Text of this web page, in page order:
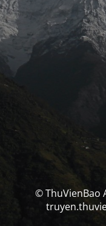
© ThuVienBao